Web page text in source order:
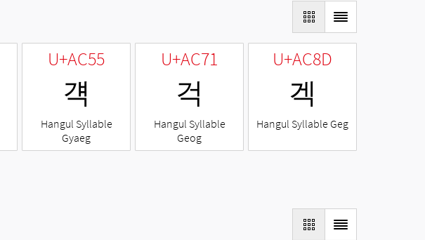
U+AC55
걕
Hangul Syllable
Gyaeg
U+AC71
걱
Hangul Syllable
Geog
U+AC8D
겍
Hangul Syllable Geg